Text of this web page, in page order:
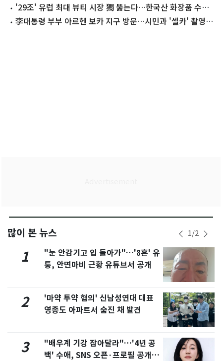
없어"
'29조' 유럽 최대 뷰티 시장 獨 뚫는다…한국산 화장품 수입
108%↑
李대통령 부부 아르헨 보카 지구 방문…시민과 '셀카' 촬영하
많이 본 뉴스 1/2
1
"눈 안감기고 입 돌아가"…'8혼' 유
퉁, 안면마비 근황 유튜브서 공개
2
'마약 투약 혐의' 신남성연대 대표
영종도 아파트서 숨진 채 발견
3
"배우계 기강 잡아달라"…'4년 공
백' 수애, SNS 오픈·프로필 공개